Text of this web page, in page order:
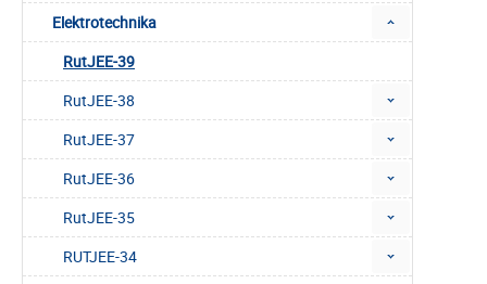
Elektrotechnika
RutJEE-39
RutJEE-38
RutJEE-37
RutJEE-36
RutJEE-35
RUTJEE-34